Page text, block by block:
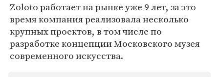
Zoloto работает на рынке уже 9 лет, за это
время компания реализовала несколько
крупных проектов, в том числе по
разработке концепции Московского музея
современного искусства.